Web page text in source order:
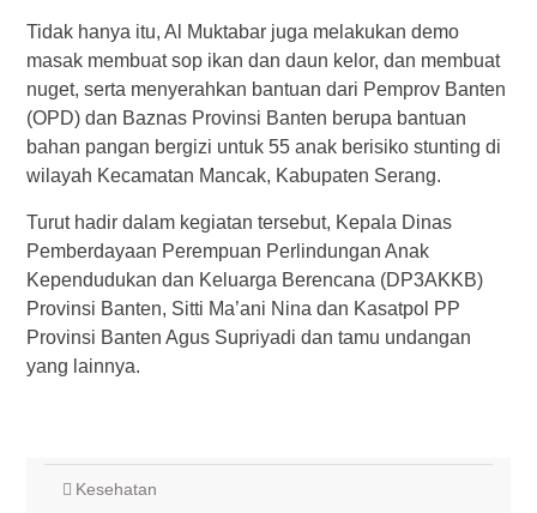
Tidak hanya itu, Al Muktabar juga melakukan demo
masak membuat sop ikan dan daun kelor, dan membuat
nuget, serta menyerahkan bantuan dari Pemprov Banten
(OPD) dan Baznas Provinsi Banten berupa bantuan
bahan pangan bergizi untuk 55 anak berisiko stunting di
wilayah Kecamatan Mancak, Kabupaten Serang.
Turut hadir dalam kegiatan tersebut, Kepala Dinas
Pemberdayaan Perempuan Perlindungan Anak
Kependudukan dan Keluarga Berencana (DP3AKKB)
Provinsi Banten, Sitti Ma’ani Nina dan Kasatpol PP
Provinsi Banten Agus Supriyadi dan tamu undangan
yang lainnya.
Kesehatan